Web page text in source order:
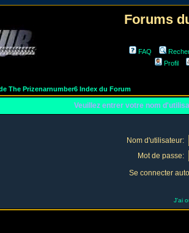
Forums
FAQ
Profil
The Prizenarnumber6 Index du Forum
Veuillez entrer votre nom
Nom d'utilisateur:
Mot de passe:
Se connecter
J'ai